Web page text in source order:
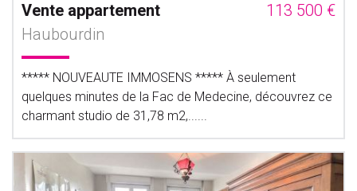
Vente appartement
113 500 €
Haubourdin
***** NOUVEAUTE IMMOSENS ***** À seulement
quelques minutes de la Fac de Medecine, découvrez ce
charmant studio de 31,78 m2,......